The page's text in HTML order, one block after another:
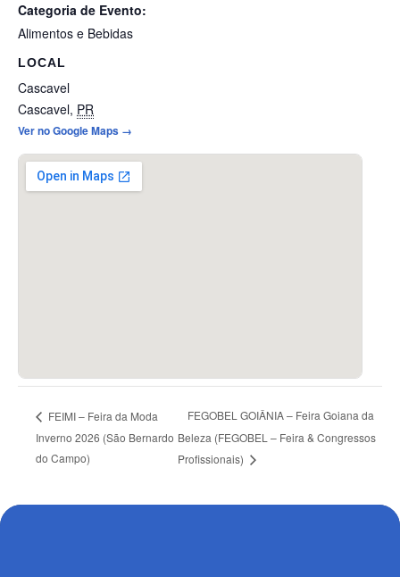
Categoria de Evento:
Alimentos e Bebidas
LOCAL
Cascavel
Cascavel, PR
Ver no Google Maps →
FEIMI – Feira da Moda
Inverno 2026 (São Bernardo
do Campo)
FEGOBEL GOIÂNIA – Feira Goiana da
Beleza (FEGOBEL – Feira & Congressos
Profissionais)